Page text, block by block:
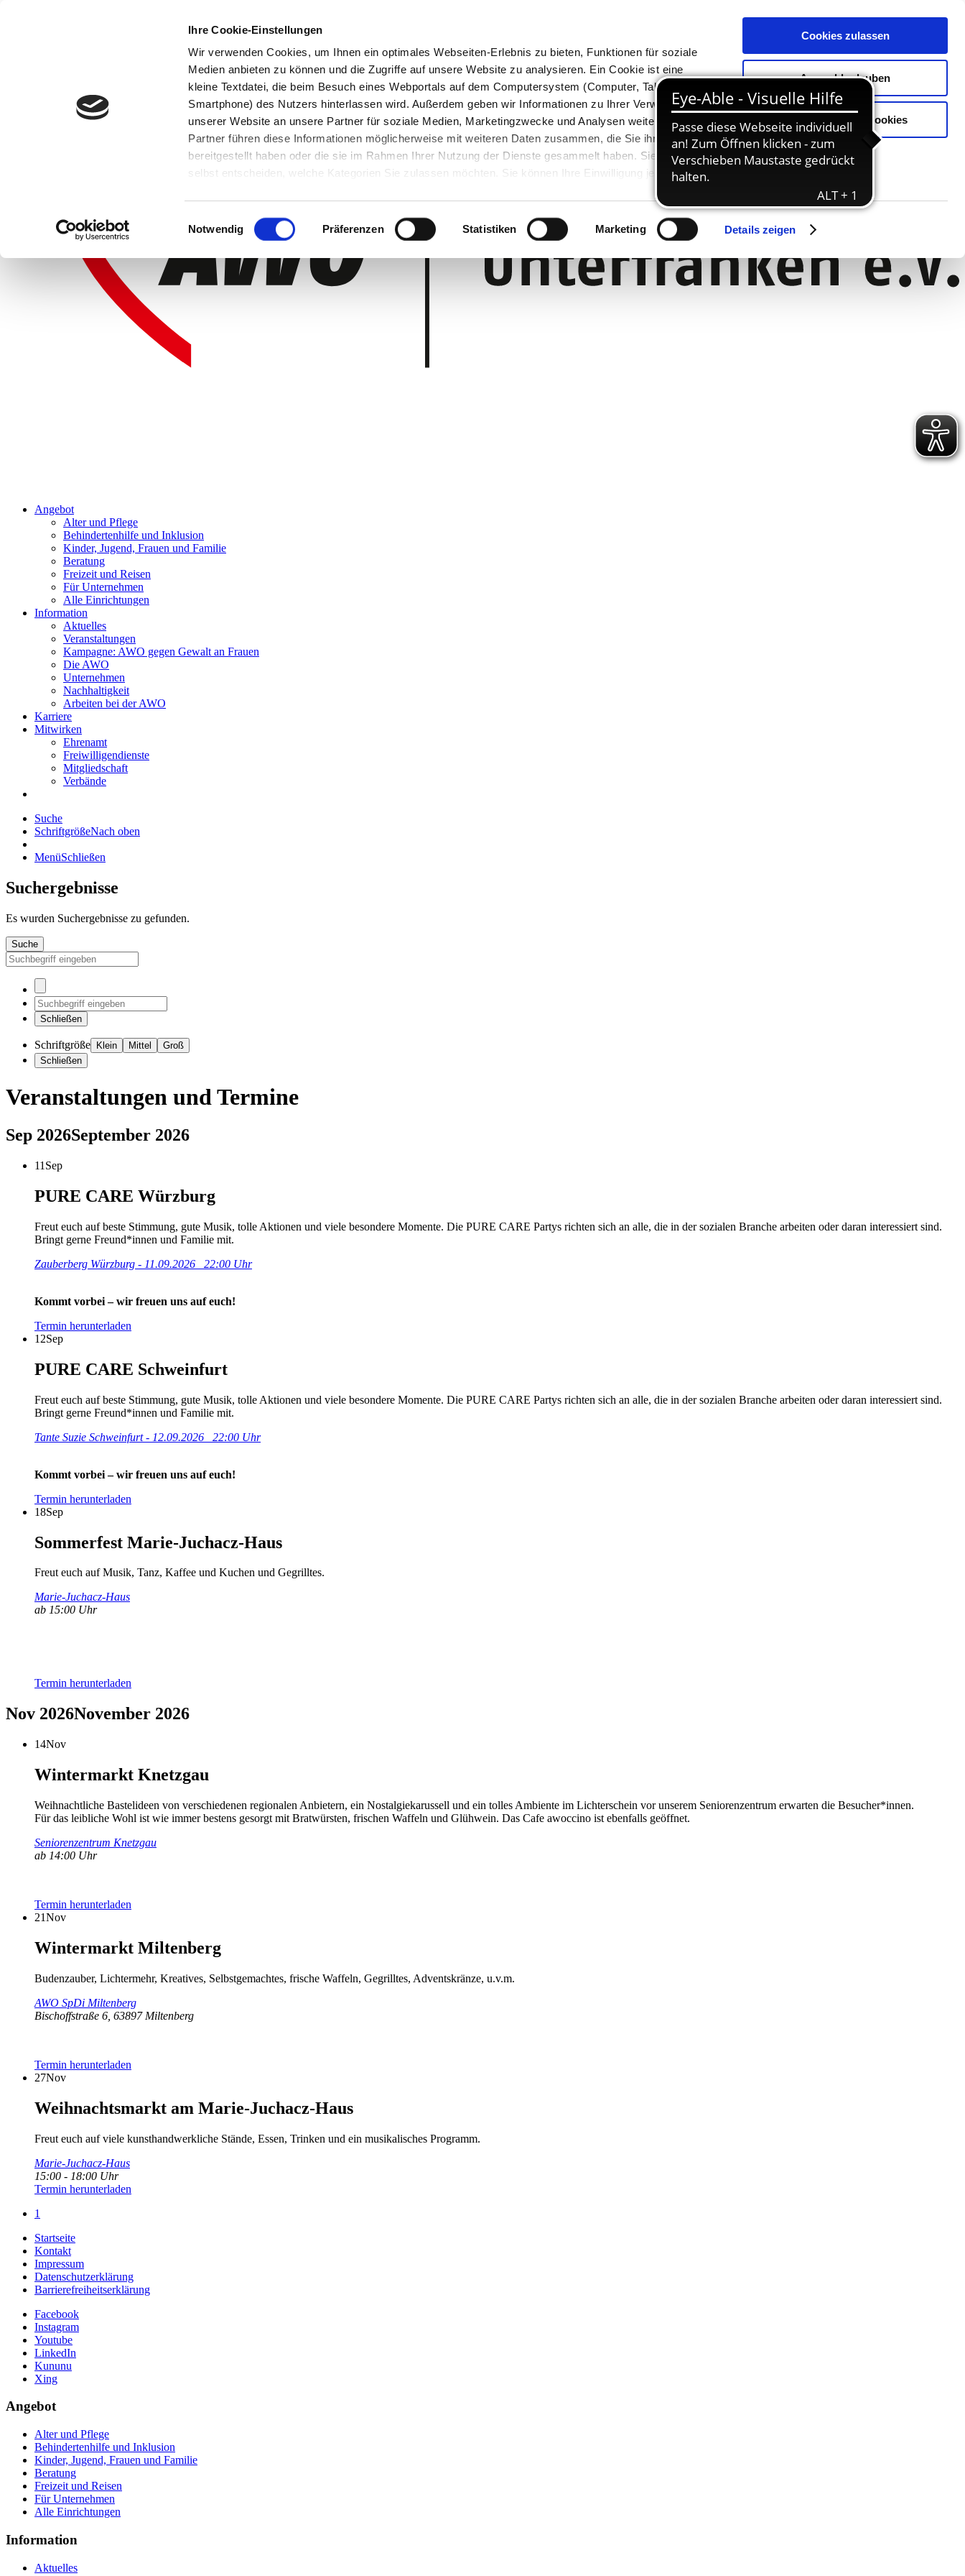
Ihre Cookie-Einstellungen
Wir verwenden Cookies, um Ihnen ein optimales Webseiten-Erlebnis zu bieten, Funktionen für soziale
Medien anbieten zu können und die Zugriffe auf unsere Website zu analysieren. Ein Cookie ist eine
kleine Textdatei, die beim Besuch eines Webportals auf dem Computersystem (Computer, Tablet oder
Smartphone) des Nutzers hinterlassen wird. Außerdem geben wir Informationen zu Ihrer Verwendung
unserer Website an unsere Partner für soziale Medien, Marketingzwecke und Analysen weiter. Unsere
Partner führen diese Informationen möglicherweise mit weiteren Daten zusammen, die Sie ihnen
bereitgestellt haben oder die sie im Rahmen Ihrer Nutzung der Dienste gesammelt haben. Sie können
selbst entscheiden, welche Kategorien Sie zulassen möchten. Sie können Ihre Einwilligung jederzeit
Einwilligungsauswahl
Notwendig Präferenzen Statistiken Marketing Details zeigen
Cookies zulassen
Auswahl erlauben
Nur notwendige Cookies
Angebot
Alter und Pflege
Behindertenhilfe und Inklusion
Kinder, Jugend, Frauen und Familie
Beratung
Freizeit und Reisen
Für Unternehmen
Alle Einrichtungen
Information
Aktuelles
Veranstaltungen
Kampagne: AWO gegen Gewalt an Frauen
Die AWO
Unternehmen
Nachhaltigkeit
Arbeiten bei der AWO
Karriere
Mitwirken
Ehrenamt
Freiwilligendienste
Mitgliedschaft
Verbände
Suche
SchriftgrößeNach oben
MenüSchließen
Suchergebnisse
Es wurden Suchergebnisse zu gefunden.
Suche
Schließen
Schriftgröße Klein Mittel
Groß
Schließen
Veranstaltungen und Termine
Sep 2026September 2026
11 Sep
PURE CARE Würzburg
Freut euch auf beste Stimmung, gute Musik, tolle Aktionen und viele besondere Momente. Die PURE CARE Partys richten sich an alle, die in der sozialen Branche arbeiten oder daran interessiert sind.
Bringt gerne Freund*innen und Familie mit.
Zauberberg Würzburg - 11.09.2026 22:00 Uhr
Kommt vorbei – wir freuen uns auf euch!
Termin herunterladen
12Sep
PURE CARE Schweinfurt
Freut euch auf beste Stimmung, gute Musik, tolle Aktionen und viele besondere Momente. Die PURE CARE Partys richten sich an alle, die in der sozialen Branche arbeiten oder daran interessiert sind.
Bringt gerne Freund*innen und Familie mit.
Tante Suzie Schweinfurt - 12.09.2026 22:00 Uhr
Kommt vorbei – wir freuen uns auf euch!
Termin herunterladen
18Sep
Sommerfest Marie-Juchacz-Haus
Freut euch auf Musik, Tanz, Kaffee und Kuchen und Gegrilltes.
Marie-Juchacz-Haus
ab 15:00 Uhr
Termin herunterladen
Nov 2026November 2026
14Nov
Wintermarkt Knetzgau
Weihnachtliche Bastelideen von verschiedenen regionalen Anbietern, ein Nostalgiekarussell und ein tolles Ambiente im Lichterschein vor unserem Seniorenzentrum erwarten die Besucher*innen.
Für das leibliche Wohl ist wie immer bestens gesorgt mit Bratwürsten, frischen Waffeln und Glühwein. Das Cafe awoccino ist ebenfalls geöffnet.
Seniorenzentrum Knetzgau
ab 14:00 Uhr
Termin herunterladen
21Nov
Wintermarkt Miltenberg
Budenzauber, Lichtermehr, Kreatives, Selbstgemachtes, frische Waffeln, Gegrilltes, Adventskränze, u.v.m.
AWO SpDi Miltenberg
Bischoffstraße 6, 63897 Miltenberg
Termin herunterladen
27Nov
Weihnachtsmarkt am Marie-Juchacz-Haus
Freut euch auf viele kunsthandwerkliche Stände, Essen, Trinken und ein musikalisches Programm.
Marie-Juchacz-Haus
15:00 - 18:00 Uhr
Termin herunterladen
1
Startseite
Kontakt
Impressum
Datenschutzerklärung
Barrierefreiheitserklärung
Facebook
Instagram
Youtube
LinkedIn
Kununu
Xing
Angebot
Alter und Pflege
Behindertenhilfe und Inklusion
Kinder, Jugend, Frauen und Familie
Beratung
Freizeit und Reisen
Für Unternehmen
Alle Einrichtungen
Information
Aktuelles